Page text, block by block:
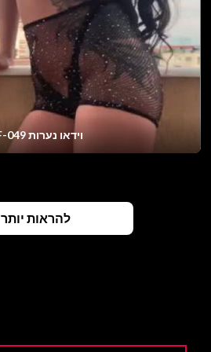
וידאו נערות AF-049
להראות יותר